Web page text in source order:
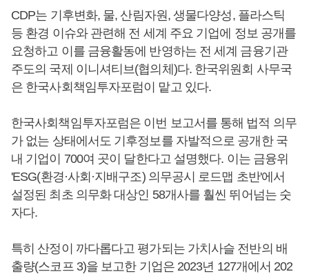
CDP는 기후변화, 물, 산림자원, 생물다양성, 플라스틱
등 환경 이슈와 관련해 전 세계 주요 기업에 정보 공개를
요청하고 이를 금융활동에 반영하는 전 세계 금융기관
주도의 국제 이니셔티브(협의체)다. 한국위원회 사무국
은 한국사회책임투자포럼이 맡고 있다.
한국사회책임투자포럼은 이번 보고서를 통해 법적 의무
가 없는 상태에서도 기후정보를 자발적으로 공개한 국
내 기업이 700여 곳이 달한다고 설명했다. 이는 금융위
'ESG(환경·사회·지배구조) 의무공시 로드맵 초반'에서
설정된 최초 의무화 대상인 58개사를 훨씬 뛰어넘는 숫
자다.
특히 산정이 까다롭다고 평가되는 가치사슬 전반의 배
출량(스코프 3)을 보고한 기업은 2023년 127개에서 202